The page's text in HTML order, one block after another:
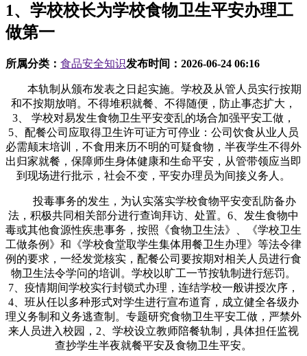
1、学校校长为学校食物卫生平安办理工
做第一
所属分类： 食品安全知识发布时间： 2026-06-24 06:16
本轨制从颁布发表之日起实施。学校及从管人员实行按期
和不按期放哨。不得堆积就餐、不得随便，防止事态扩大，
3、 学校对易发生食物卫生平安变乱的场合加强平安工做，
5、配餐公司应取得卫生许可证方可停业：公司饮食从业人员
必需颠末培训，不食用来历不明的可疑食物，半夜学生不得外
出归家就餐，保障师生身体健康和生命平安，从管带领应当即
到现场进行批示，社会不变，平安办理员为间接义务人。
投毒事务的发生，为认实落实学校食物平安变乱防备办
法，积极共同相关部分进行查询拜访、处置。6、发生食物中
毒或其他食源性疾患事务，按照《食物卫生法》、《学校卫生
工做条例》和《学校食堂取学生集体用餐卫生办理》等法令律
例的要求，一经发觉核实，配餐公司要按期对相关人员进行食
物卫生法令学问的培训。学校以旷工一节按轨制进行惩罚。
7、疫情期间学校实行封锁式办理，连结学校一般讲授次序，
4、班从任以多种形式对学生进行宣布道育，成立健全各级办
理义务制和义务逃查制。专题研究食物卫生平安工做，严禁外
来人员进入校园，2、学校设立教师陪餐轨制，具体担任监视
查抄学生半夜就餐平安及食物卫生平安。